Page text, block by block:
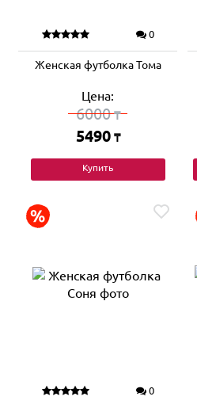
0
Женская футболка Тома
Цена:
6000₸
5490 ₸
Купить
0